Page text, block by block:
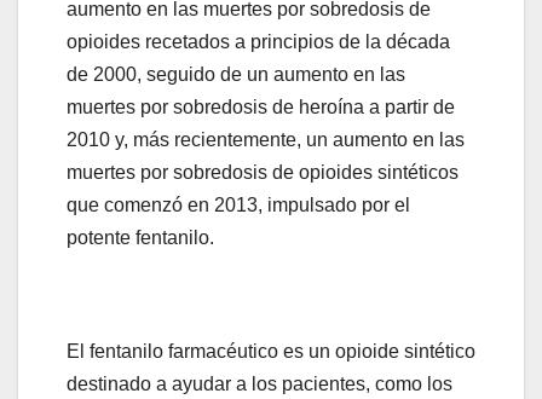
aumento en las muertes por sobredosis de
opioides recetados a principios de la década
de 2000, seguido de un aumento en las
muertes por sobredosis de heroína a partir de
2010 y, más recientemente, un aumento en las
muertes por sobredosis de opioides sintéticos
que comenzó en 2013, impulsado por el
potente fentanilo.
El fentanilo farmacéutico es un opioide sintético
destinado a ayudar a los pacientes, como los